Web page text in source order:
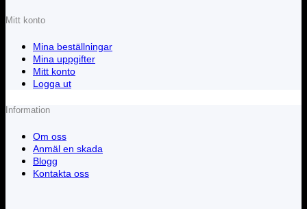
Mitt konto
Mina beställningar
Mina uppgifter
Mitt konto
Logga ut
Information
Om oss
Anmäl en skada
Blogg
Kontakta oss